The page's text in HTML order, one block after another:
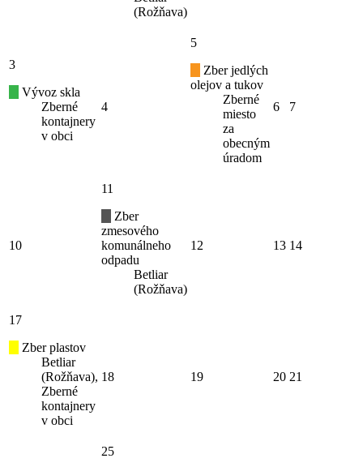
(Rožňava)
3
Vývoz skla
Zberné
kontajnery
v obci
4
5
Zber jedlých
olejov a tukov
Zberné
miesto
za
obecným
úradom
6 7
10
11
Zber
zmesového
komunálneho
odpadu
Betliar
(Rožňava)
12 13 14
17
Zber plastov
Betliar
(Rožňava),
Zberné
kontajnery
v obci
18 19 20 21
25